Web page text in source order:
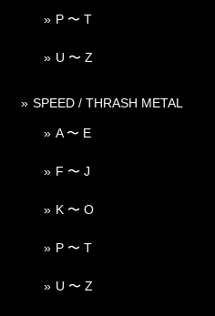
P 〜 T
U 〜 Z
SPEED / THRASH METAL
A 〜 E
F 〜 J
K 〜 O
P 〜 T
U 〜 Z